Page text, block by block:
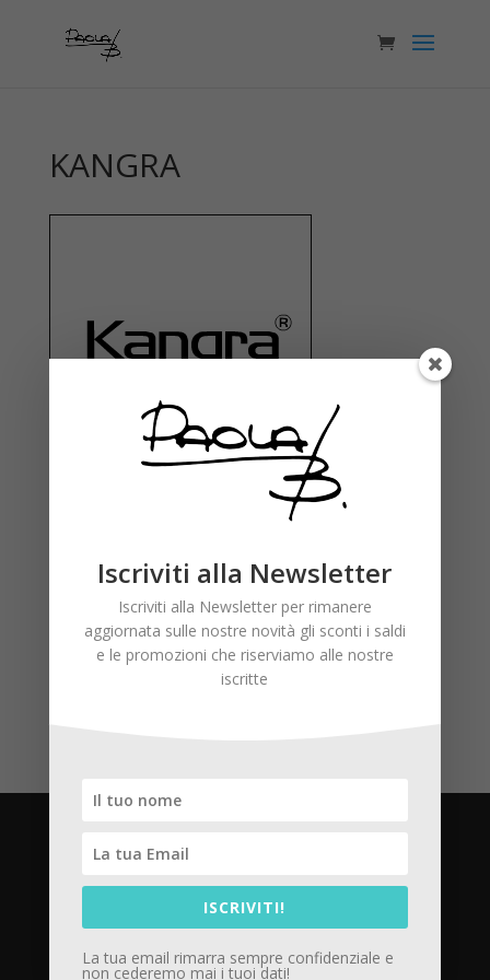
KANGRA
Commenti recenti
Privacy Policy
Cookie Policy
Iscriviti alla Newsletter
Iscriviti alla Newsletter per rimanere
aggiornata sulle nostre novità gli sconti i saldi
e le promozioni che riserviamo alle nostre
iscritte
ISCRIVITI!
La tua email rimarra sempre confidenziale e
non cederemo mai i tuoi dati!